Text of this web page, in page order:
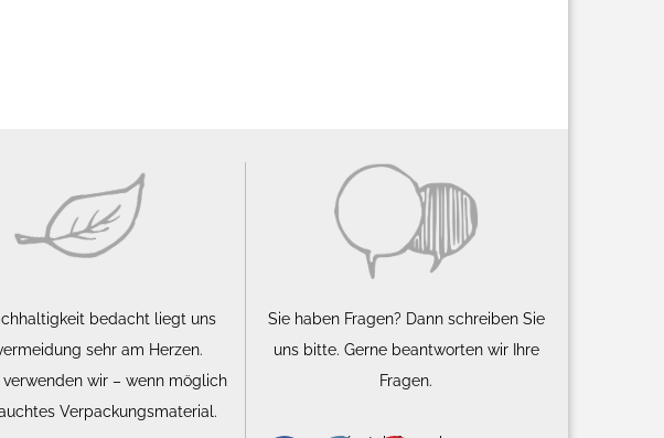
bedacht liegt uns
sehr am Herzen.
verwenden wir – wenn möglich
Verpackungsmaterial.
Sie haben Fragen? Dann schreiben Sie
uns bitte. Gerne beantworten wir Ihre
Fragen.